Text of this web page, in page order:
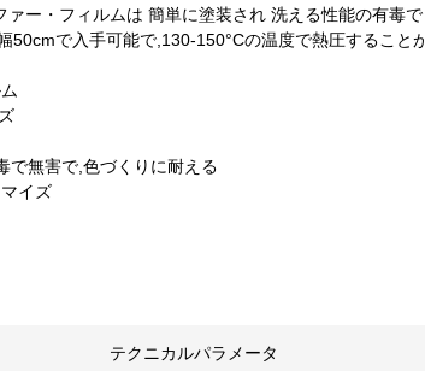
ァー・フィルムは 簡単に塗装され 洗える性能の有毒
50cmで入手可能で,130-150°Cの温度で熱圧すること
で無害で,色づくりに耐える
イズ
テクニカルパラメータ